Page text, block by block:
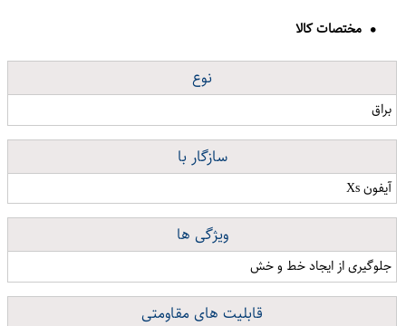
مختصات کالا
نوع
براق
سازگار با
آیفون Xs
ویژگی ها
جلوگیری از ایجاد خط و خش
قابلیت های مقاومتی